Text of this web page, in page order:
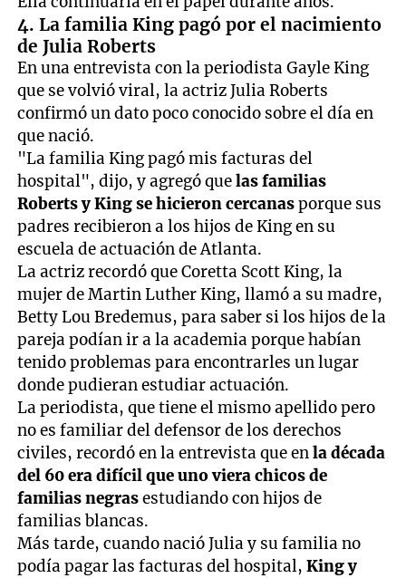
4. La familia King pagó por el nacimiento
de Julia Roberts
En una entrevista con la periodista Gayle King
que se volvió viral, la actriz Julia Roberts
confirmó un dato poco conocido sobre el día en
que nació.
"La familia King pagó mis facturas del
hospital", dijo, y agregó quelas familias
Roberts y King se hicieron cercanasporque sus
padres recibieron a los hijos de King en su
escuela de actuación de Atlanta.
La actriz recordó que Coretta Scott King, la
mujer de Martin Luther King, llamó a su madre,
Betty Lou Bredemus, para saber si los hijos de la
pareja podían ir a la academia porque habían
tenido problemas para encontrarles un lugar
donde pudieran estudiar actuación.
La periodista, que tiene el mismo apellido pero
no es familiar del defensor de los derechos
civiles, recordó en la entrevista que enla década
del 60 era difícil que uno viera chicos de
familias negrasestudiando con hijos de
familias blancas.
Más tarde, cuando nació Julia y su familia no
podía pagar las facturas del hospital, King y